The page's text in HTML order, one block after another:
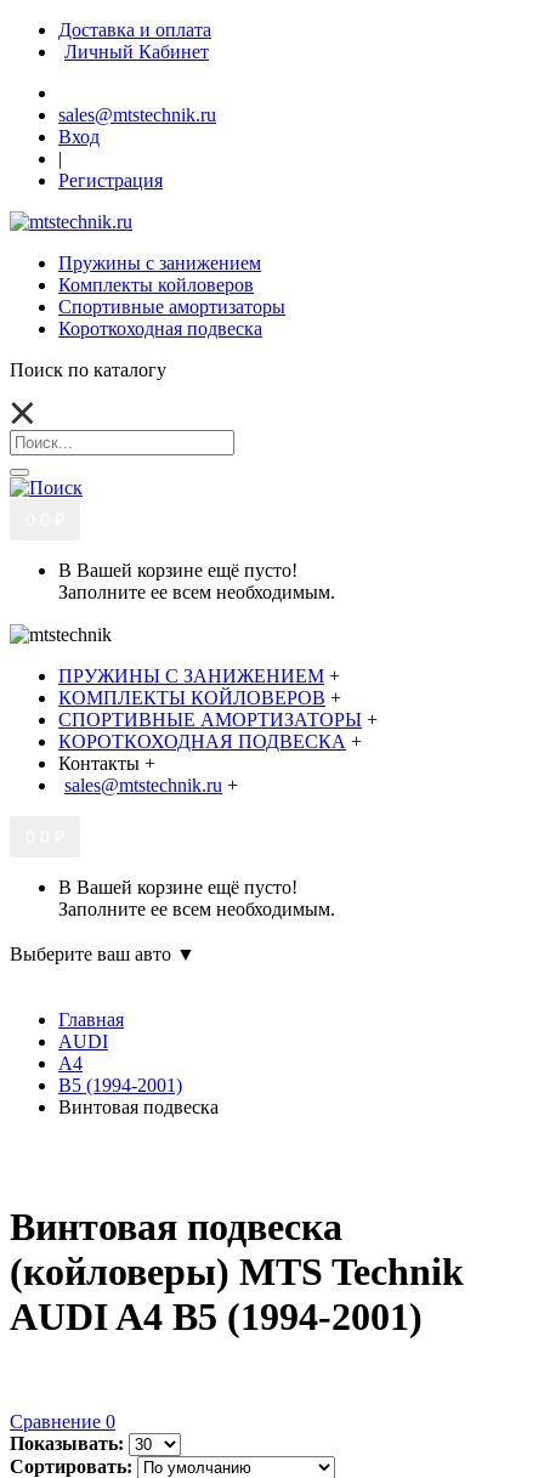
Доставка и оплата
Личный Кабинет
sales@mtstechnik.ru
Вход
|
Регистрация
Пружины с занижением
Комплекты койловеров
Спортивные амортизаторы
Короткоходная подвеска
Поиск по каталогу
В Вашей корзине ещё пусто!
Заполните ее всем необходимым.
ПРУЖИНЫ С ЗАНИЖЕНИЕМ +
КОМПЛЕКТЫ КОЙЛОВЕРОВ +
СПОРТИВНЫЕ АМОРТИЗАТОРЫ +
КОРОТКОХОДНАЯ ПОДВЕСКА +
Контакты +
sales@mtstechnik.ru +
В Вашей корзине ещё пусто!
Заполните ее всем необходимым.
Выберите ваш авто ▼
Главная
AUDI
A4
B5 (1994-2001)
Винтовая подвеска
Винтовая подвеска
(койловеры) MTS Technik
AUDI A4 B5 (1994-2001)
Сравнение 0
Показывать:
Сортировать: